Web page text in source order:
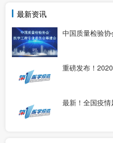
最新资讯
最新！全国疫